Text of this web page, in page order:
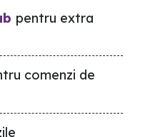
pentru extra
comenzi de